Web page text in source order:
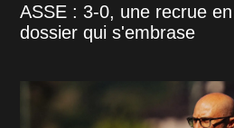
ASSE : 3-0, une recrue
dossier qui s'embrase